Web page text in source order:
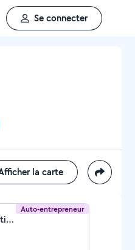
Se connecter
la carte
Auto-entrepreneur
Matheo Lange (ML Prestations)